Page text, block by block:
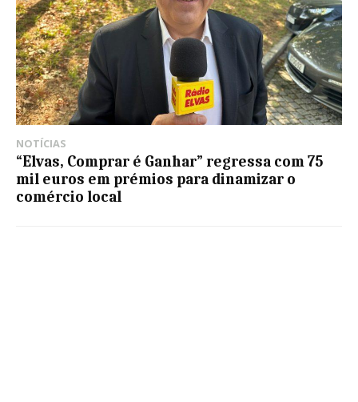
NOTÍCIAS
“Elvas, Comprar é Ganhar” regressa com 75
mil euros em prémios para dinamizar o
comércio local